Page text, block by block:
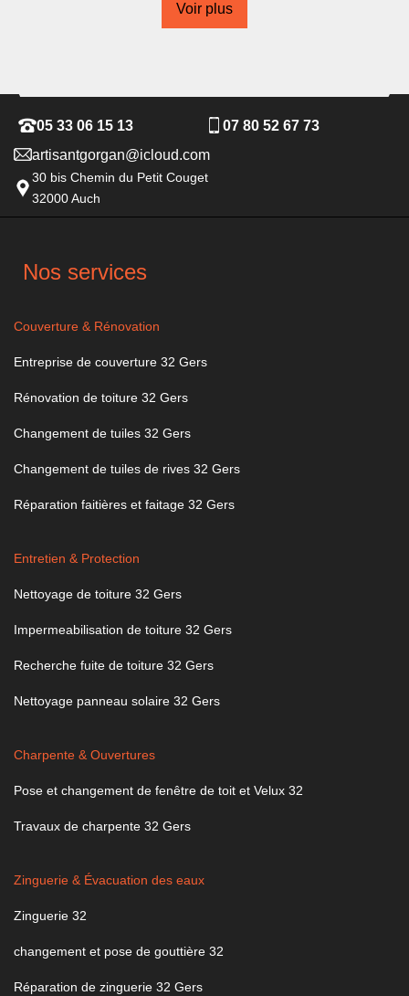
Voir plus
05 33 06 15 13
07 80 52 67 73
artisantgorgan@icloud.com
30 bis Chemin du Petit Couget
32000 Auch
Nos services
Couverture & Rénovation
Entreprise de couverture 32 Gers
Rénovation de toiture 32 Gers
Changement de tuiles 32 Gers
Changement de tuiles de rives 32 Gers
Réparation faitières et faitage 32 Gers
Entretien & Protection
Nettoyage de toiture 32 Gers
Impermeabilisation de toiture 32 Gers
Recherche fuite de toiture 32 Gers
Nettoyage panneau solaire 32 Gers
Charpente & Ouvertures
Pose et changement de fenêtre de toit et Velux 32
Travaux de charpente 32 Gers
Zinguerie & Évacuation des eaux
Zinguerie 32
changement et pose de gouttière 32
Réparation de zinguerie 32 Gers